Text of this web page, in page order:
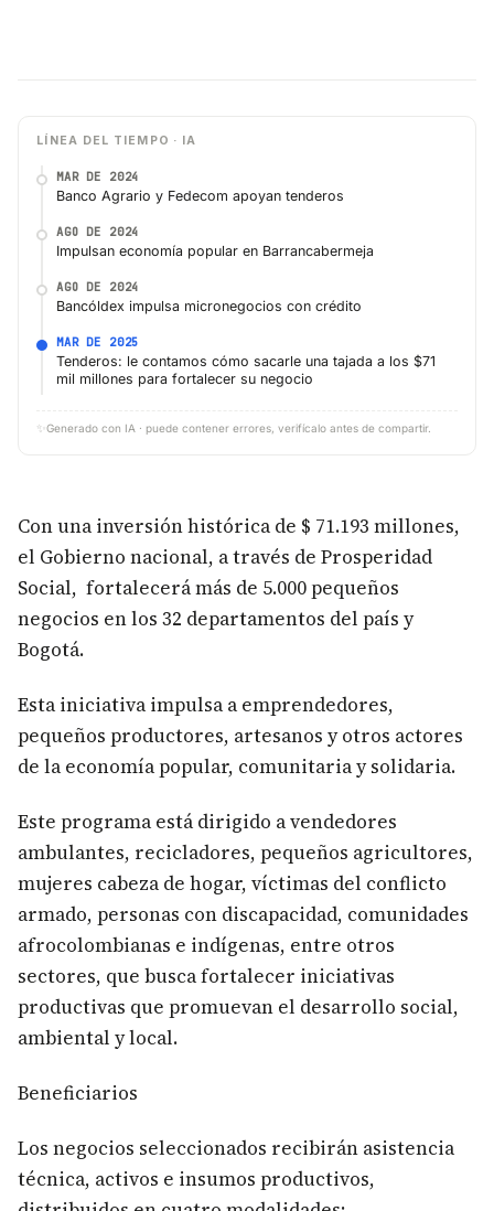
LÍNEA DEL TIEMPO · IA
MAR DE 2024
Banco Agrario y Fedecom apoyan tenderos
AGO DE 2024
Impulsan economía popular en Barrancabermeja
AGO DE 2024
Bancóldex impulsa micronegocios con crédito
MAR DE 2025
Tenderos: le contamos cómo sacarle una tajada a los $71
mil millones para fortalecer su negocio
✨ Generado con IA · puede contener errores, verifícalo antes de compartir.
Con una inversión histórica de $ 71.193 millones,
el Gobierno nacional, a través de Prosperidad
Social, fortalecerá más de 5.000 pequeños
negocios en los 32 departamentos del país y
Bogotá.
Esta iniciativa impulsa a emprendedores,
pequeños productores, artesanos y otros actores
de la economía popular, comunitaria y solidaria.
Este programa está dirigido a vendedores
ambulantes, recicladores, pequeños agricultores,
mujeres cabeza de hogar, víctimas del conflicto
armado, personas con discapacidad, comunidades
afrocolombianas e indígenas, entre otros
sectores, que busca fortalecer iniciativas
productivas que promuevan el desarrollo social,
ambiental y local.
Beneficiarios
Los negocios seleccionados recibirán asistencia
técnica, activos e insumos productivos,